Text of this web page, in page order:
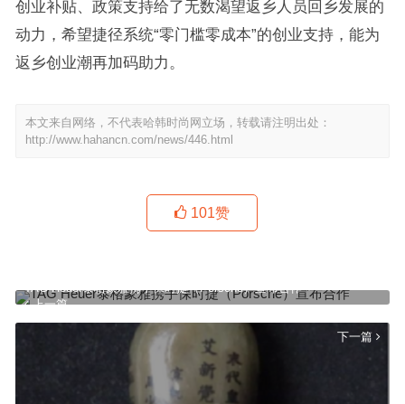
创业补贴、政策支持给了无数渴望返乡人员回乡发展的
动力，希望捷径系统“零门槛零成本”的创业支持，能为
返乡创业潮再加码助力。
本文来自网络，不代表哈韩时尚网立场，转载请注明出处：
http://www.hahancn.com/news/446.html
101赞
上一篇
TAG Heuer泰格豪雅携手保时捷（Porsche）宣布合作
下一篇